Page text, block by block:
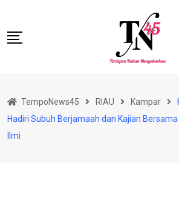
content
BISNIS
HUKRIM
TempoNews45 RIAU Kampar
Hadiri Subuh Berjamaah dan Kajian Bersama
Ilmi